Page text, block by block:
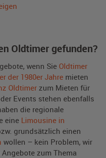
Oldtimer gefunden?
wenn Sie Oldtimer
der 1980er Jahre mieten
Oldtimer zum Mieten für
Events stehen ebenfalls
die regionale
eine Limousine in
grundsätzlich einen
wollen – kein Problem, wir
zum Thema